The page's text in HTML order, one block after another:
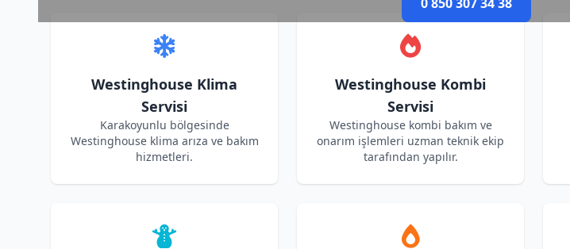
Westinghouse Klima
Servisi
Karakoyunlu bölgesinde
Westinghouse klima arıza ve bakım
hizmetleri.
Westinghouse Kombi
Servisi
Westinghouse kombi bakım ve
onarım işlemleri uzman teknik ekip
tarafından yapılır.